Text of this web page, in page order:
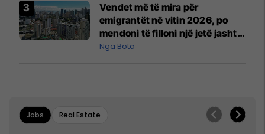
Vendet më të mira për
emigrantët në vitin 2026, po
mendoni të filloni një jetë jashtë
vendit?
Nga Bota
Jobs Real Estate